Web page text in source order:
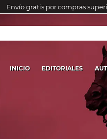
Envío gratis por compras
INICIO EDITORIALES